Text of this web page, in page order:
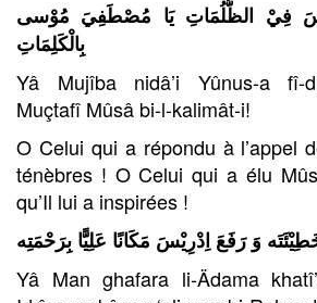
فِيْ الظُّلُمَاتِ يَا مُصْطَفِيَ مُوْسى
بِالْكَلِمَاتِ
Yâ Mujîba nidâ’i Yûnus-a fî-
Muçtafî Mûsâ bi-l-kalimât-i!
O Celui qui a répondu à l’appel
ténèbres ! O Celui qui a élu
qu’Il lui a inspirées !
وَ رَفَعَ اِدْرِيْسَ مَكَانًا عَلِيًّا بِرَحْمَتِه
Yâ Man ghafara li-Ädama